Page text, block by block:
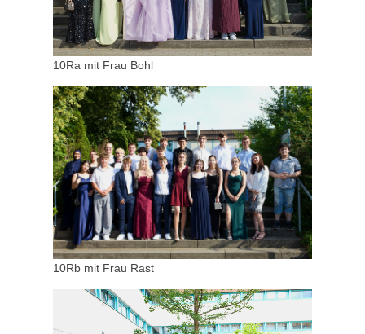
10Ra mit Frau Bohl
10Rb mit Frau Rast